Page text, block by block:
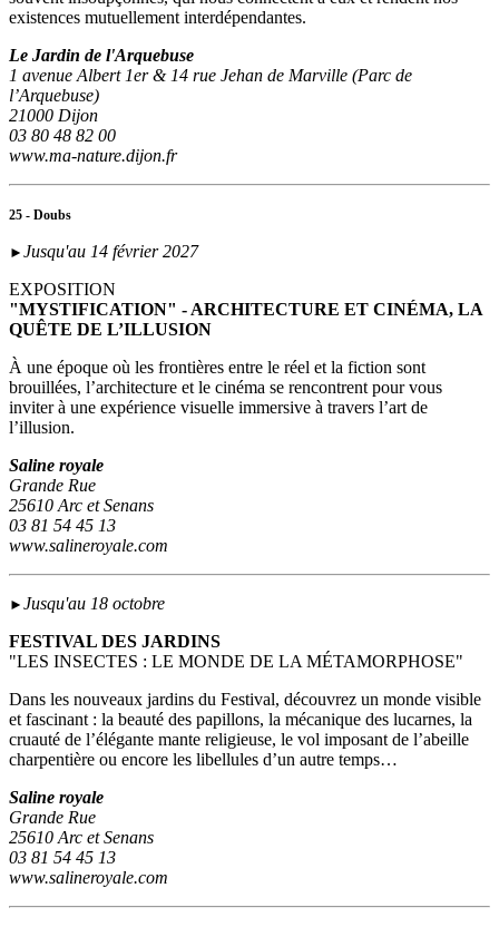
existences mutuellement interdépendantes.
Le Jardin de l'Arquebuse
1 avenue Albert 1er & 14 rue Jehan de Marville (Parc de
l’Arquebuse)
21000 Dijon
03 80 48 82 00
www.ma-nature.dijon.fr
25 - Doubs
► Jusqu'au 14 février 2027
EXPOSITION
"MYSTIFICATION" - ARCHITECTURE ET CINÉMA, LA
QUÊTE DE L’ILLUSION
À une époque où les frontières entre le réel et la fiction sont
brouillées, l’architecture et le cinéma se rencontrent pour vous
inviter à une expérience visuelle immersive à travers l’art de
l’illusion.
Saline royale
Grande Rue
25610 Arc et Senans
03 81 54 45 13
www.salineroyale.com
► Jusqu'au 18 octobre
FESTIVAL DES JARDINS
"LES INSECTES : LE MONDE DE LA MÉTAMORPHOSE"
Dans les nouveaux jardins du Festival, découvrez un monde visible
et fascinant : la beauté des papillons, la mécanique des lucarnes, la
cruauté de l’élégante mante religieuse, le vol imposant de l’abeille
charpentière ou encore les libellules d’un autre temps…
Saline royale
Grande Rue
25610 Arc et Senans
03 81 54 45 13
www.salineroyale.com